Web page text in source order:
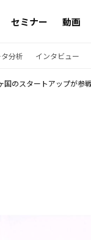
セミナー 動画
分析 インタビュー
のスタートアップが参